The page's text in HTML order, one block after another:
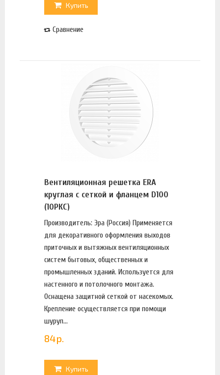
Купить
Сравнение
Вентиляционная решетка ERA
круглая с сеткой и фланцем D100
(10РКС)
Производитель: Эра (Россия) Применяется
для декоративного оформления выходов
приточных и вытяжных вентиляционных
систем бытовых, общественных и
промышленных зданий. Используется для
настенного и потолочного монтажа.
Оснащена защитной сеткой от насекомых.
Крепление осуществляется при помощи
шуруп...
84р.
Купить